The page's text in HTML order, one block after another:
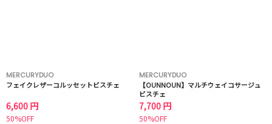
MERCURYDUO
フェイクレザーコルッセットビスチェ
6,600 円
50%OFF
MERCURYDUO
【OUNNOUN】マルチウェイコサージュ
ビスチェ
7,700 円
50%OFF